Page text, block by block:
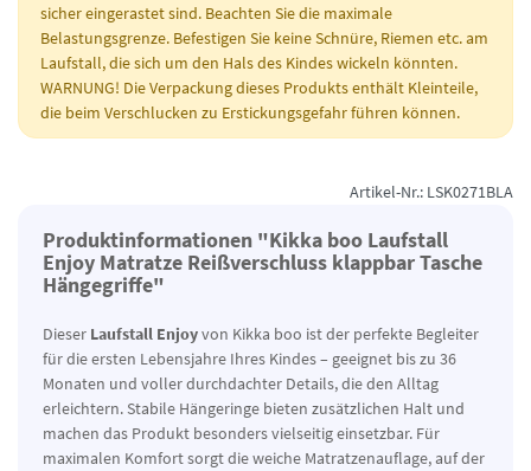
sicher eingerastet sind. Beachten Sie die maximale
Belastungsgrenze. Befestigen Sie keine Schnüre, Riemen etc. am
Laufstall, die sich um den Hals des Kindes wickeln könnten.
WARNUNG! Die Verpackung dieses Produkts enthält Kleinteile,
die beim Verschlucken zu Erstickungsgefahr führen können.
Artikel-Nr.: LSK0271BLA
Produktinformationen "Kikka boo Laufstall
Enjoy Matratze Reißverschluss klappbar Tasche
Hängegriffe"
Dieser Laufstall Enjoyvon Kikka boo ist der perfekte Begleiter
für die ersten Lebensjahre Ihres Kindes – geeignet bis zu 36
Monaten und voller durchdachter Details, die den Alltag
erleichtern. Stabile Hängeringe bieten zusätzlichen Halt und
machen das Produkt besonders vielseitig einsetzbar. Für
maximalen Komfort sorgt die weiche Matratzenauflage, auf der